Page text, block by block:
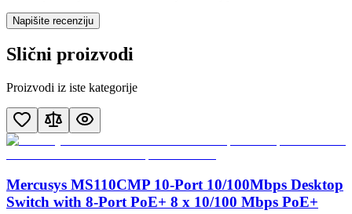
Napišite recenziju
Slični proizvodi
Proizvodi iz iste kategorije
Mercusys MS110CMP 10-Port 10/100Mbps Desktop
Switch with 8-Port PoE+ 8 x 10/100 Mbps PoE+